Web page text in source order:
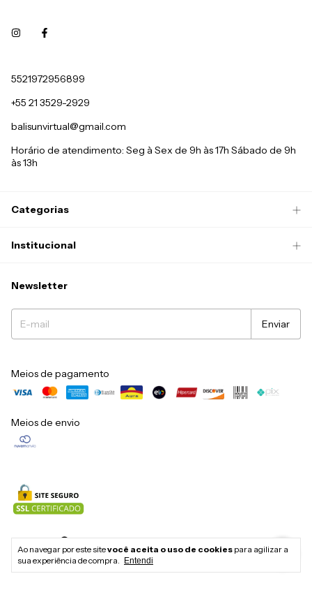
Ao navegar por este sitevocê aceita o uso de cookies para agilizar a
sua experiência de compra.
Entendi
5521972956899
+55 21 3529-2929
balisunvirtual@gmail.com
Horário de atendimento: Seg à Sex de 9h às 17h Sábado de 9h
às 13h
Categorias
Institucional
Newsletter
Meios de pagamento
Meios de envio
Copyright Balisun Tulasi Comercio de Moveis e Decoracao LTDA -